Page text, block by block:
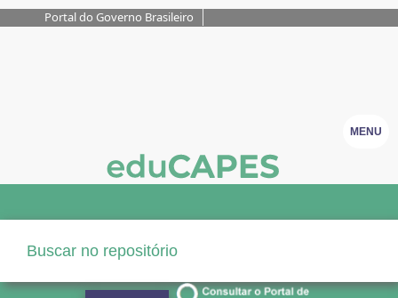
Portal do Governo Brasileiro
MENU